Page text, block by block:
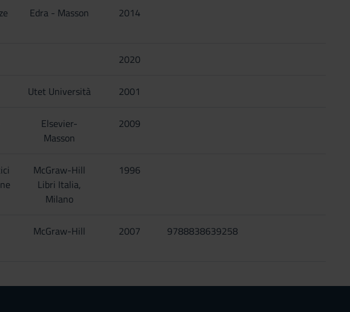
Edra - Masson 2014
2020
Utet Università 2001
Elsevier-
Masson
2009
McGraw-Hill
Libri Italia,
Milano
1996
McGraw-Hill 2007 9788838639258